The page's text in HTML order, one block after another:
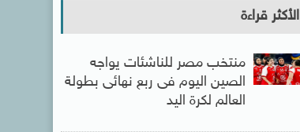
الأكثر قراءة
منتخب مصر للناشئات يواجه
الصين اليوم فى ربع نهائى بطولة
العالم لكرة اليد